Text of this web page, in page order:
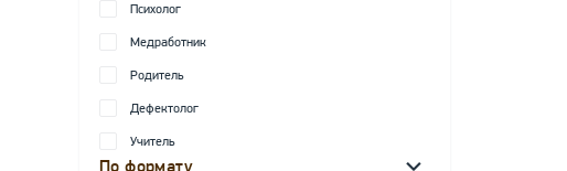
Психолог
Медработник
Родитель
Дефектолог
Учитель